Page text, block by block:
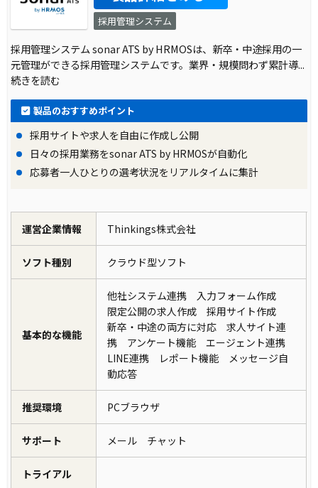
採用管理システム
採用管理システム sonar ATS by HRMOSは、新卒・中途採用の一
元管理ができる採用管理システムです。業界・規模問わず累計導...
続きを読む
製品のおすすめポイント
採用サイトや求人を自由に作成し公開
日々の採用業務をsonar ATS by HRMOSが自動化
応募者一人ひとりの選考状況をリアルタイムに集計
運営企業情報 Thinkings株式会社
ソフト種別 クラウド型ソフト
基本的な機能
他社システム連携 入力フォーム作成
限定公開の求人作成 採用サイト作成
新卒・中途の両方に対応 求人サイト連
携 アンケート機能 エージェント連携
LINE連携 レポート機能 メッセージ自
動応答
推奨環境 PCブラウザ
サポート メール チャット
トライアル